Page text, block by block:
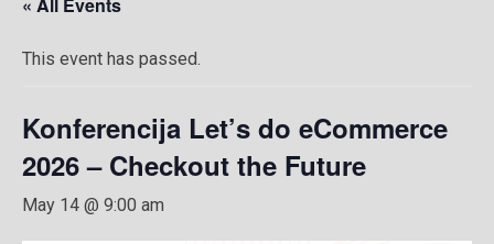
This event has passed.
Konferencija Let’s do eCommerce
2026 – Checkout the Future
May 14 @ 9:00 am